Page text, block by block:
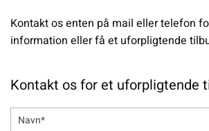
Kontakt os enten på mail eller telefon
information eller få et uforpligtende
Kontakt os for et uforpligtende